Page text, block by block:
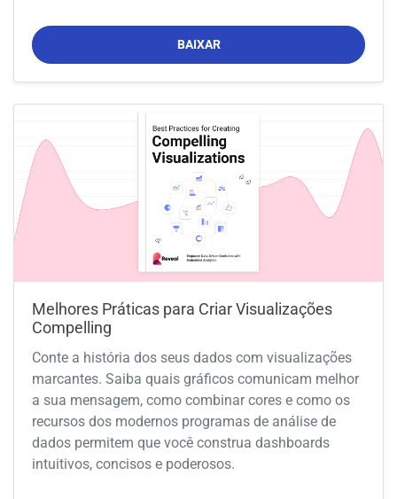
BAIXAR
Melhores Práticas para Criar Visualizações
Compelling
Conte a história dos seus dados com visualizações
marcantes. Saiba quais gráficos comunicam melhor
a sua mensagem, como combinar cores e como os
recursos dos modernos programas de análise de
dados permitem que você construa dashboards
intuitivos, concisos e poderosos.